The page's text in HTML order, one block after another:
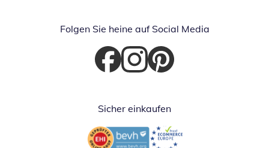
Folgen Sie heine auf Social Media
Öffnet in neuem Fenster
Öffnet in neuem Fenster
Öffnet in neuem Fenster
Sicher einkaufen